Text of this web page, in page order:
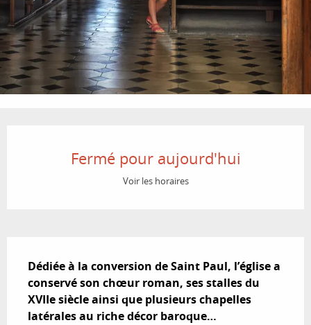
Fermé pour aujourd'hui
Voir les horaires
Dédiée à la conversion de Saint Paul, l’église a
conservé son chœur roman, ses stalles du
XVIIe siècle ainsi que plusieurs chapelles
latérales au riche décor baroque…